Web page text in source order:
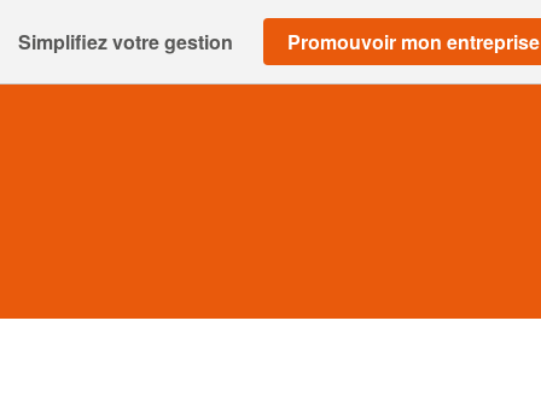
Simplifiez votre gestion Promouvoir mon entreprise